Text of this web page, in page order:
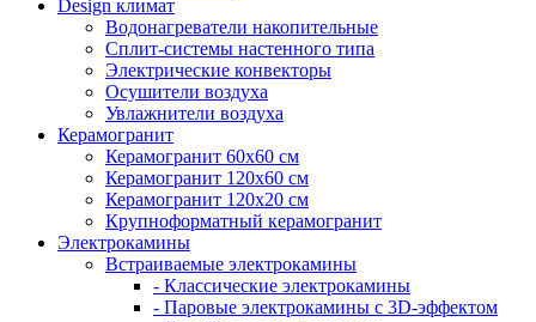
Design климат
Водонагреватели накопительные
Сплит-системы настенного типа
Электрические конвекторы
Осушители воздуха
Увлажнители воздуха
Керамогранит
Керамогранит 60х60 см
Керамогранит 120х60 см
Керамогранит 120х20 см
Крупноформатный керамогранит
Электрокамины
Встраиваемые электрокамины
- Классические электрокамины
- Паровые электрокамины с 3D-эффектом